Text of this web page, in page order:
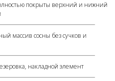
покрыты верхний и нижний
массив сосны без сучков и
накладной элемент